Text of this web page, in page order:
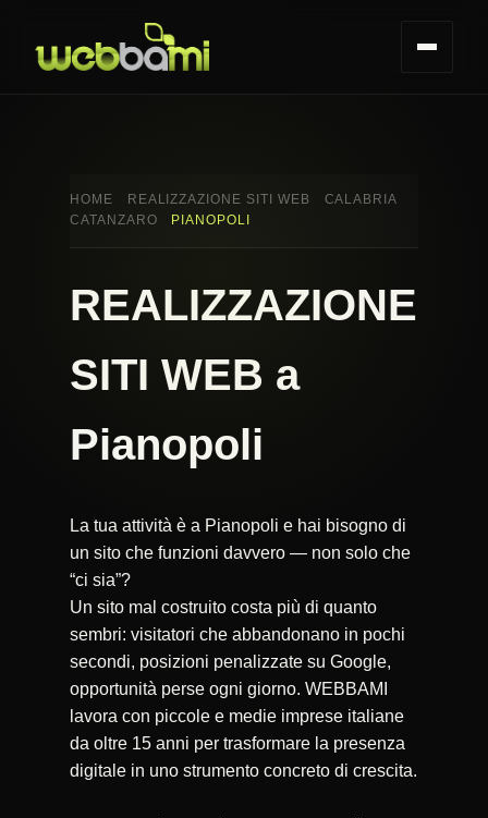
HOME REALIZZAZIONE SITI WEB
CALABRIA
CATANZARO
PIANOPOLI
REALIZZAZIONE
SITI WEB a
Pianopoli
La tua attività è a Pianopoli e hai bisogno di
un sito che funzioni davvero — non solo che
“ci sia”?
Un sito mal costruito costa più di quanto
sembri: visitatori che abbandonano in pochi
secondi, posizioni penalizzate su Google,
opportunità perse ogni giorno. WEBBAMI
lavora con piccole e medie imprese italiane
da oltre 15 anni per trasformare la presenza
digitale in uno strumento concreto di crescita.